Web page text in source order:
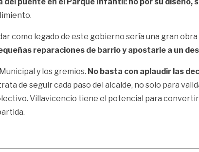
como legado de este gobierno sería una gran
reparaciones de barrio y apostarle a un
y los gremios. No basta con aplaudir las
de seguir cada paso del alcalde, no solo para
Villavicencio tiene el potencial para